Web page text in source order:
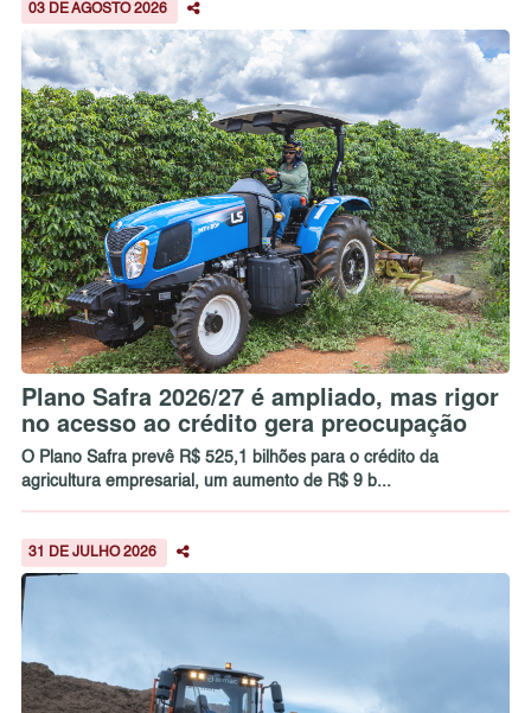
03 DE AGOSTO 2026
Plano Safra 2026/27 é ampliado, mas rigor
no acesso ao crédito gera preocupação
O Plano Safra prevê R$ 525,1 bilhões para o crédito da
agricultura empresarial, um aumento de R$ 9 b...
31 DE JULHO 2026